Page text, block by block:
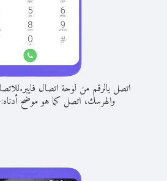
اتصل بالرقم من لوحة اتصال فايبر.
والهرسك، اتصل كما هو موضح أدناه: